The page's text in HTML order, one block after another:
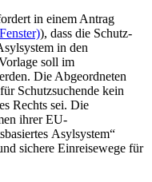
in einem Antrag
), dass die Schutz-
in den
soll im
Die Abgeordneten
Schutzsuchende kein
Rechts sei. Die
ihrer EU-
Asylsystem“
sichere Einreisewege für